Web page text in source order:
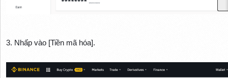
3. Nhấp vào [Tiền mã hóa].